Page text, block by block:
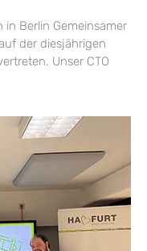
in Berlin Gemeinsamer
der diesjährigen
Unser CTO